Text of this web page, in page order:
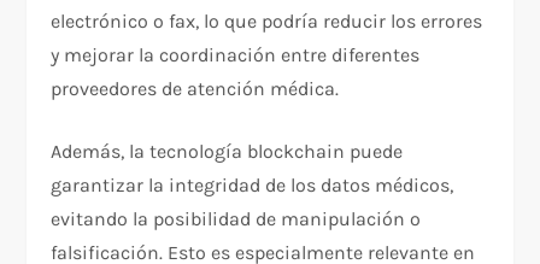
electrónico o fax, lo que podría reducir los errores
y mejorar la coordinación entre diferentes
proveedores de atención médica.
Además, la tecnología blockchain puede
garantizar la integridad de los datos médicos,
evitando la posibilidad de manipulación o
falsificación. Esto es especialmente relevante en